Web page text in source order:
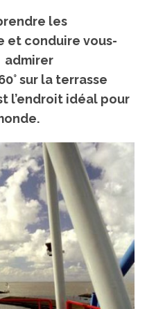
les
et conduire vous-
admirer
sur la terrasse
l’endroit idéal pour